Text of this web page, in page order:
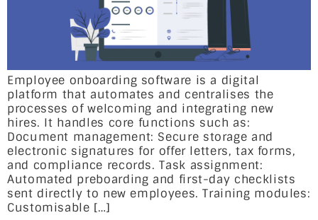
Employee onboarding software is a digital
platform that automates and centralises the
processes of welcoming and integrating new
hires. It handles core functions such as:
Document management: Secure storage and
electronic signatures for offer letters, tax forms,
and compliance records. Task assignment:
Automated preboarding and first-day checklists
sent directly to new employees. Training modules:
Customisable […]